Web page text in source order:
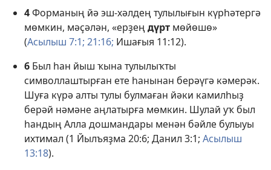
4Форманың йә эш-хәлдең тулылығын күрһәтергә
мөмкин, мәҫәлән, «ерҙең дүрт мөйөшө»
(Асылыш 7:1; 21:16; Ишағыя 11:12).
6 Был һан йыш ҡына тулылыҡты
символлаштырған ете һанынан берәүгә кәмерәк.
Шуға күрә алты тулы булмаған йәки камилһыҙ
берәй нәмәне аңлатырға мөмкин. Шулай уҡ был
һандың Алла дошмандары менән бәйле булыуы
ихтимал (1 Йылъяҙма 20:6; Данил 3:1; Асылыш
13:18).